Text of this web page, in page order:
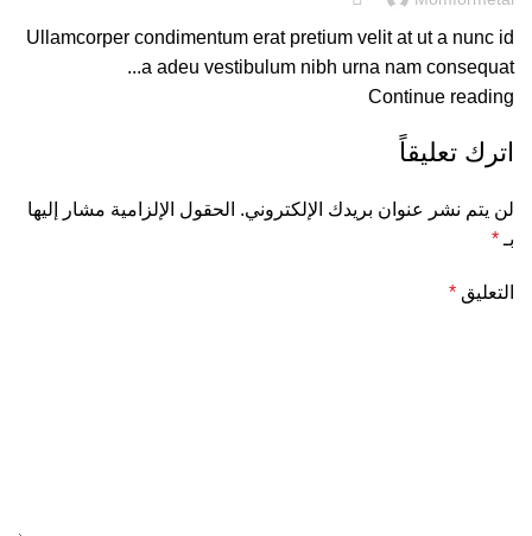
Ullamcorper condimentum erat pretium velit at ut a nunc id
a adeu vestibulum nibh urna nam consequat...
Continue reading
اترك تعليقاً
لن يتم نشر عنوان بريدك الإلكتروني. الحقول الإلزامية مشار إليها
بـ *
التعليق *